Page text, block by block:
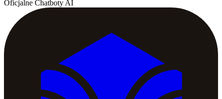
Oficjalne Chatboty AI